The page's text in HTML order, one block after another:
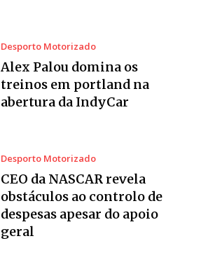
Desporto Motorizado
Alex Palou domina os
treinos em portland na
abertura da IndyCar
Desporto Motorizado
CEO da NASCAR revela
obstáculos ao controlo de
despesas apesar do apoio
geral